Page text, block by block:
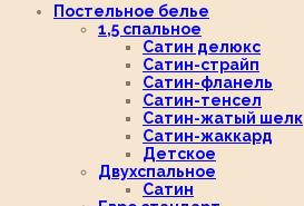
Постельное белье
1,5 спальное
Сатин делюкс
Сатин-страйп
Сатин-фланель
Сатин-тенсел
Сатин-жатый шелк
Сатин-жаккард
Детское
Двухспальное
Сатин